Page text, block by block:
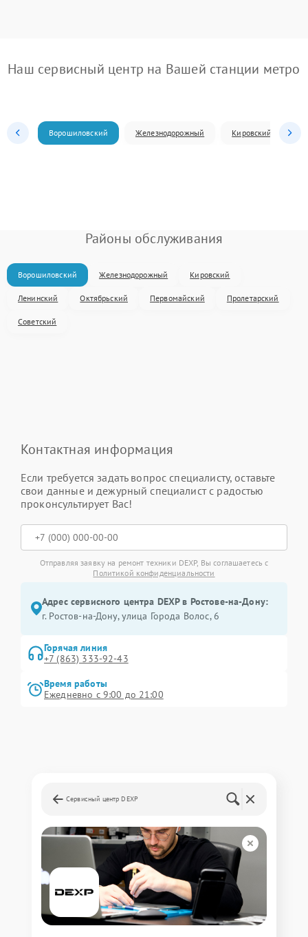
Наш сервисный центр на Вашей станции метро
Ворошиловский Железнодорожный Кировский
Районы обслуживания
Ворошиловский Железнодорожный Кировский
Ленинский Октябрьский Первомайский Пролетарский
Советский
Контактная информация
Если требуется задать вопрос специалисту, оставьте
свои данные и дежурный специалист с радостью
проконсультирует Вас!
Отправляя заявку на ремонт техники DEXP, Вы соглашаетесь с
Политикой конфиденциальности
Адрес сервисного центра DEXP в Ростове-на-Дону:
г. Ростов-на-Дону, улица Города Волос, 6
Горячая линия
+7 (863) 333-92-43
Время работы
Ежедневно с 9:00 до 21:00
Сервисный центр DEXP